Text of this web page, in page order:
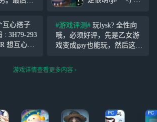
果这个九
上。结果
。好崩
糍粑，命
卡鞋的攻略的，上
游戏试了一下，结
果卡成了，我简直
是个天才⌯ᵔᗜᵔ⌯ಣ
互心搭子
: 3H79-293
想互心的
ID ） 下
和亲友合绘
另外一个
锚点）
#游戏评测# 玩lysk? 全性向
哦，必须好评，先是乙女游
戏变成gay也能玩，然后这剧
场入室抢劫的爱还倒追，我
游戏详情查看更多内容